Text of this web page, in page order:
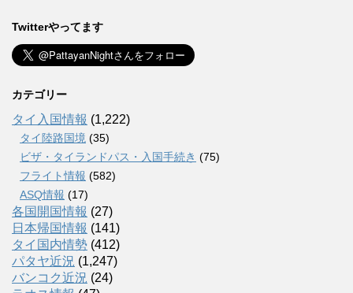
Twitterやってます
カテゴリー
タイ入国情報 (1,222)
タイ陸路国境 (35)
ビザ・タイランドパス・入国手続き (75)
フライト情報 (582)
ASQ情報 (17)
各国開国情報 (27)
日本帰国情報 (141)
タイ国内情勢 (412)
パタヤ近況 (1,247)
バンコク近況 (24)